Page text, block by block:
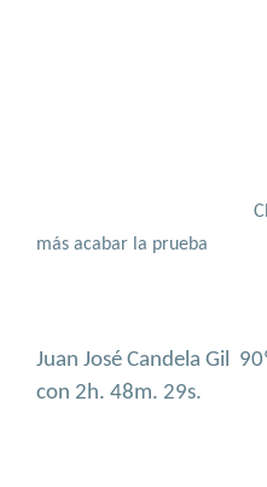
Chuscano
más acabar la prueba
Juan José Candela Gil
con 2h. 48m. 29s.